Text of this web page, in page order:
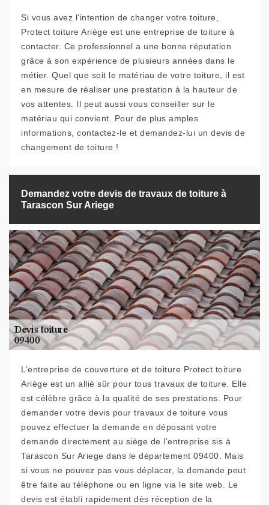
Si vous avez l’intention de changer votre toiture,
Protect toiture Ariège est une entreprise de toiture à
contacter. Ce professionnel a une bonne réputation
grâce à son expérience de plusieurs années dans le
métier. Quel que soit le matériau de votre toiture, il est
en mesure de réaliser une prestation à la hauteur de
vos attentes. Il peut aussi vous conseiller sur le
matériau qui convient. Pour de plus amples
informations, contactez-le et demandez-lui un devis de
changement de toiture !
Demandez votre devis de travaux de toiture à
Tarascon Sur Ariege
L’entreprise de couverture et de toiture Protect toiture
Ariège est un allié sûr pour tous travaux de toiture. Elle
est célèbre grâce à la qualité de ses prestations. Pour
demander votre devis pour travaux de toiture vous
pouvez effectuer la demande en déposant votre
demande directement au siège de l’entreprise sis à
Tarascon Sur Ariege dans le département 09400. Mais
si vous ne pouvez pas vous déplacer, la demande peut
être faite au téléphone ou en ligne via le site web. Le
devis est établi rapidement dès réception de la